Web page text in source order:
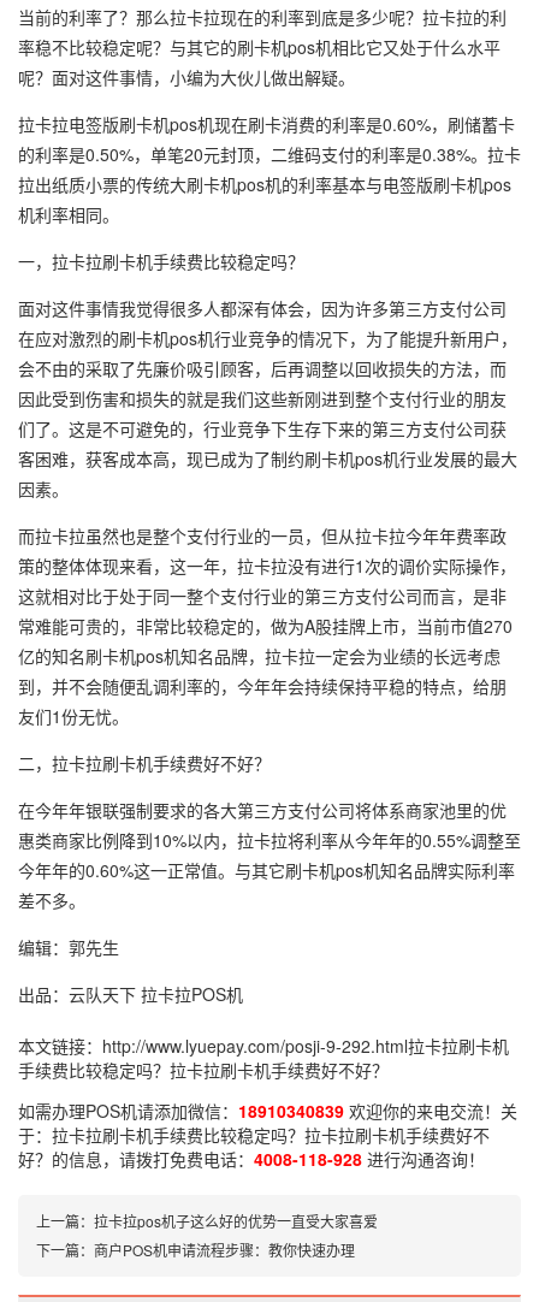
当前的利率了？那么拉卡拉现在的利率到底是多少呢？拉卡拉的利
率稳不比较稳定呢？与其它的刷卡机pos机相比它又处于什么水平
呢？面对这件事情，小编为大伙儿做出解疑。
拉卡拉电签版刷卡机pos机现在刷卡消费的利率是0.60%，刷储蓄卡
的利率是0.50%，单笔20元封顶，二维码支付的利率是0.38%。拉卡
拉出纸质小票的传统大刷卡机pos机的利率基本与电签版刷卡机pos
机利率相同。
一，拉卡拉刷卡机手续费比较稳定吗？
面对这件事情我觉得很多人都深有体会，因为许多第三方支付公司
在应对激烈的刷卡机pos机行业竞争的情况下，为了能提升新用户，
会不由的采取了先廉价吸引顾客，后再调整以回收损失的方法，而
因此受到伤害和损失的就是我们这些新刚进到整个支付行业的朋友
们了。这是不可避免的，行业竞争下生存下来的第三方支付公司获
客困难，获客成本高，现已成为了制约刷卡机pos机行业发展的最大
因素。
而拉卡拉虽然也是整个支付行业的一员，但从拉卡拉今年年费率政
策的整体体现来看，这一年，拉卡拉没有进行1次的调价实际操作，
这就相对比于处于同一整个支付行业的第三方支付公司而言，是非
常难能可贵的，非常比较稳定的，做为A股挂牌上市，当前市值270
亿的知名刷卡机pos机知名品牌，拉卡拉一定会为业绩的长远考虑
到，并不会随便乱调利率的，今年年会持续保持平稳的特点，给朋
友们1份无忧。
二，拉卡拉刷卡机手续费好不好？
在今年年银联强制要求的各大第三方支付公司将体系商家池里的优
惠类商家比例降到10%以内，拉卡拉将利率从今年年的0.55%调整至
今年年的0.60%这一正常值。与其它刷卡机pos机知名品牌实际利率
差不多。
编辑：郭先生
出品：云队天下 拉卡拉POS机
本文链接： http://www.lyuepay.com/posji-9-292.html拉卡拉刷卡机
手续费比较稳定吗？拉卡拉刷卡机手续费好不好？
如需办理POS机请添加微信： 18910340839 欢迎你的来电交流！关
于： 拉卡拉刷卡机手续费比较稳定吗？拉卡拉刷卡机手续费好不
好？ 的信息，请拨打免费电话： 4008-118-928 进行沟通咨询！
上一篇： 拉卡拉pos机子这么好的优势一直受大家喜爱
下一篇： 商户POS机申请流程步骤：教你快速办理